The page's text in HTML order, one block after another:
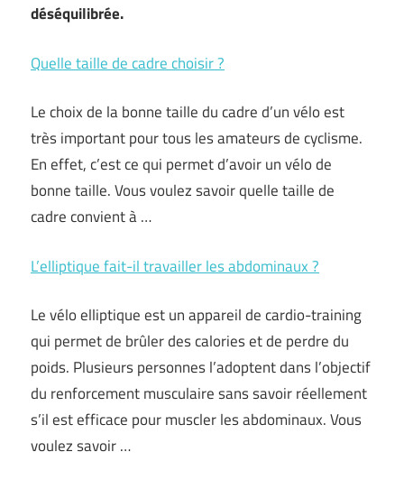
déséquilibrée.
Quelle taille de cadre choisir ?
Le choix de la bonne taille du cadre d’un vélo est
très important pour tous les amateurs de cyclisme.
En effet, c’est ce qui permet d’avoir un vélo de
bonne taille. Vous voulez savoir quelle taille de
cadre convient à …
L’elliptique fait-il travailler les abdominaux ?
Le vélo elliptique est un appareil de cardio-training
qui permet de brûler des calories et de perdre du
poids. Plusieurs personnes l’adoptent dans l’objectif
du renforcement musculaire sans savoir réellement
s’il est efficace pour muscler les abdominaux. Vous
voulez savoir …